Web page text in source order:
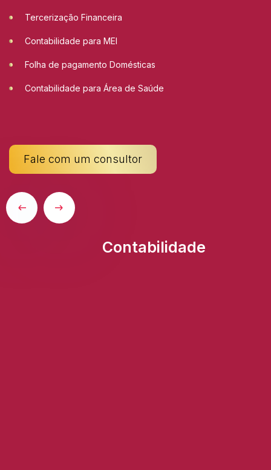
Tercerização Financeira
Contabilidade para MEI
Folha de pagamento Domésticas
Contabilidade para Área de Saúde
Fale com um consultor
Contabilidade